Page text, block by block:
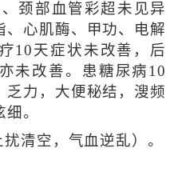
颈部血管彩超未见异
、心肌酶、甲功、电解
10天症状未改善，后
未改善。患糖尿病10
力，大便秘结，溲频
。
清空，气血逆乱）。